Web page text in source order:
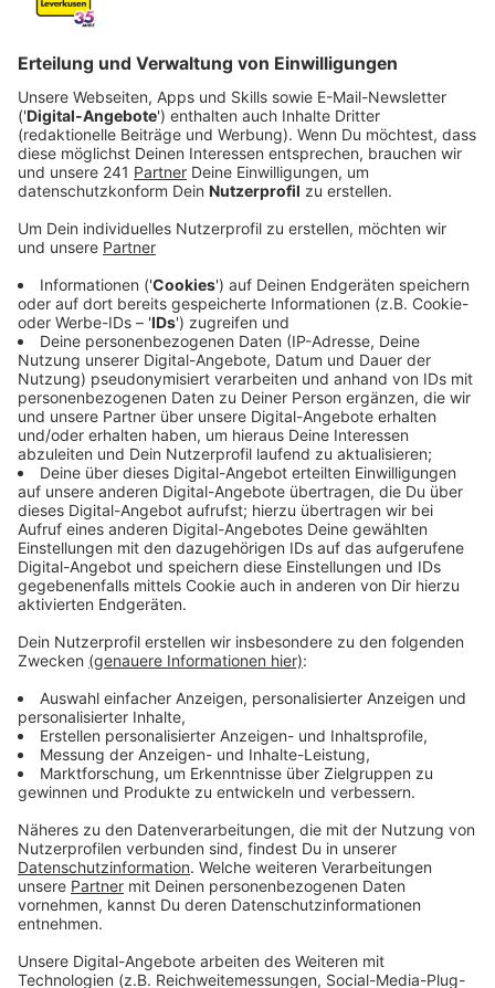
Auftrag gegeben hat. Demnach sind viele
Leverkusener Wohnungen sanierungsbedürftig.
Veröffentlicht:Freitag, 21.03.2025 12:38
Anzeige
Appell an Berlin
Mit den neuen Zahlen will die Bau-Gewerkschaft das
Thema Wohnungsbau in den Fokus rücken,
insbesondere im Hinblick auf die neue
Bundesregierung. Die Leverkusener SPD und CDU
sollten sich mit ihren Berliner Kollegen austauschen
und auf das Thema der Wohnungsnot aufmerksam
machen, fordert die IG Bau.
Anzeige
Altersgerechte Sanierung gefordert
Anzeige
Außerdem dürfe die neue Schwarz-Rote Regierung
nicht vergessen, dass viele Wohnungen in den
kommenden Jahren altersgerecht saniert werden
müssen. Damit sich auch ältere Leverkusener
zurechtfinden, brauche es zum Beispiel Duschen ohne
Schwellen oder breitere Türen für Rollstuhl oder
Rollator.